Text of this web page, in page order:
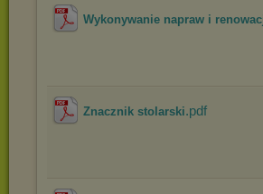
Wykonywanie napraw i
Znacznik stolarski.pdf